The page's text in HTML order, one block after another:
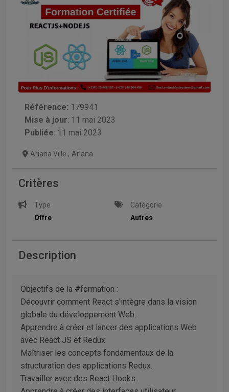
Référence: 179941
Mise à jour: 11 mai 2023
Publiée: 11 mai 2023
Ariana Ville , Ariana
Critères
Type
Offre
Catégorie
Autres
Description
Objectifs de la #formation :
Découvrir comment React s'intègre dans la vision
globale du développement Web.
Apprendre à créer et lancer des applications Web
avec React JS et Redux
Maîtriser les concepts fondamentaux de la
structuration des applications Redux.
Travailler avec des React Hooks.